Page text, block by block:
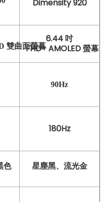
Dimensity 920
雙曲面螢幕
6.44 吋
FHD+ AMOLED 螢幕
90Hz
180Hz
色 星塵黑、流光金